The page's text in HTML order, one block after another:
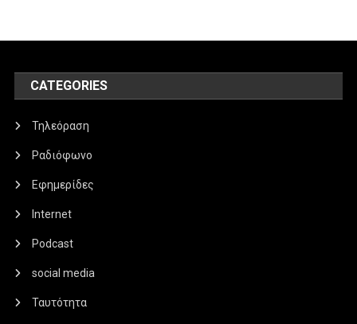
CATEGORIES
Τηλεόραση
Ραδιόφωνο
Εφημερίδες
Internet
Podcast
social media
Ταυτότητα